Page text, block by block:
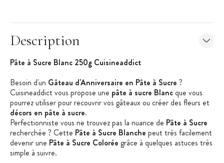
Description
Pâte à Sucre Blanc 250g Cuisineaddict
Besoin d'un Gâteau d'Anniversaire en Pâte à Sucre ?
Cuisineaddict vous propose une pâte à sucre Blanc que vous
pourrez utiliser pour recouvrir vos gâteaux ou créer des fleurs et
décors en pâte à sucre.
Perfectionniste vous ne trouvez pas la nuance de Pâte à Sucre
recherchée ? Cette Pâte à Sucre Blanche peut très facilement
devenir une Pâte à Sucre Colorée grâce à quelques astuces très
simple à suivre.